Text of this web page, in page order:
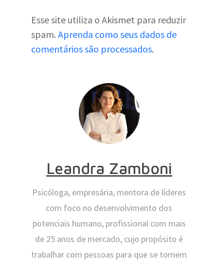
Esse site utiliza o Akismet para reduzir
spam. Aprenda como seus dados de
comentários são processados.
Leandra Zamboni
Psicóloga, empresária, mentora de líderes
com foco no desenvolvimento dos
potenciais humano, profissional com mais
de 25 anos de mercado, cujo propósito é
trabalhar com pessoas para que se tornem